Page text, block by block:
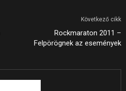
Következő cikk
Rockmaraton 2011 –
Felpörögnek az események